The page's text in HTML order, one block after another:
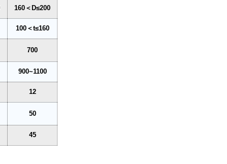
160＜D≤200
100＜t≤160
700
900~1100
12
50
45